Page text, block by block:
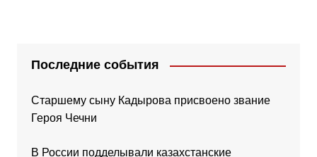
Последние события
Старшему сыну Кадырова присвоено звание
Героя Чечни
В России подделывали казахстанские